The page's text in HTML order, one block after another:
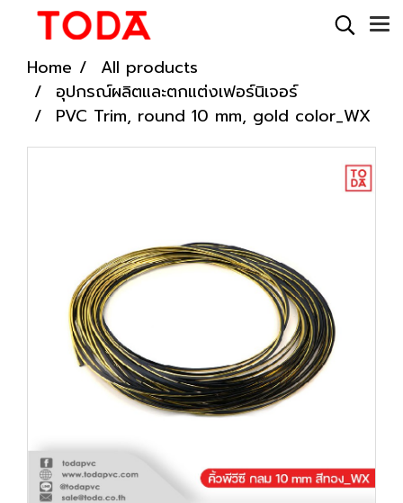
Home
All products
อุปกรณ์ผลิตและตกแต่งเฟอร์นิเจอร์
PVC Trim, round 10 mm, gold color_WX